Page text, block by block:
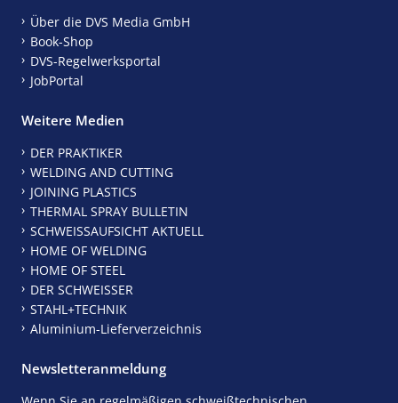
Über die DVS Media GmbH
Book-Shop
DVS-Regelwerksportal
JobPortal
Weitere Medien
DER PRAKTIKER
WELDING AND CUTTING
JOINING PLASTICS
THERMAL SPRAY BULLETIN
SCHWEISSAUFSICHT AKTUELL
HOME OF WELDING
HOME OF STEEL
DER SCHWEISSER
STAHL+TECHNIK
Aluminium-Lieferverzeichnis
Newsletteranmeldung